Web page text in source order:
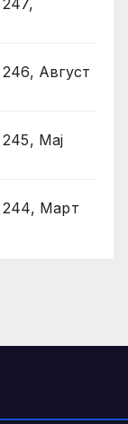
Август
Мај
244, Март